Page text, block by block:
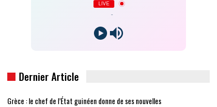
LIVE
Dernier Article
Grèce : le chef de l’État guinéen donne de ses nouvelles